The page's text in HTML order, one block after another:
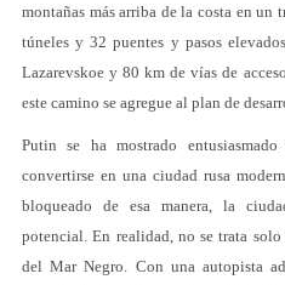
montañas más arriba de la costa en
túneles y 32 puentes y pasos
Lazarevskoe y 80 km de vías de
este camino se agregue al plan de
Putin se ha mostrado
convertirse en una ciudad rusa
bloqueado de esa manera, la
potencial. En realidad, no se trata
del Mar Negro. Con una autopista